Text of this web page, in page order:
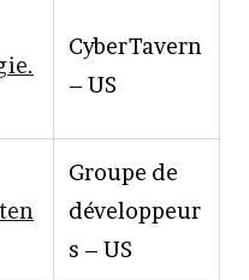
CyberTavern
– US
Groupe de
développeur
s – US